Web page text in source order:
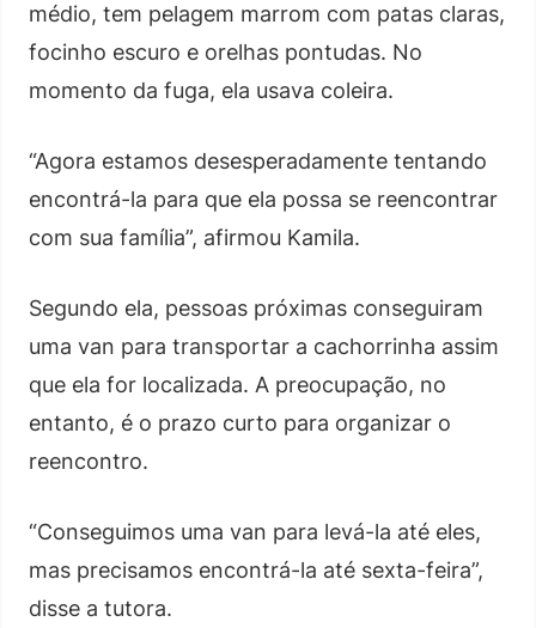
médio, tem pelagem marrom com patas claras,
focinho escuro e orelhas pontudas. No
momento da fuga, ela usava coleira.
“Agora estamos desesperadamente tentando
encontrá-la para que ela possa se reencontrar
com sua família”, afirmou Kamila.
Segundo ela, pessoas próximas conseguiram
uma van para transportar a cachorrinha assim
que ela for localizada. A preocupação, no
entanto, é o prazo curto para organizar o
reencontro.
“Conseguimos uma van para levá-la até eles,
mas precisamos encontrá-la até sexta-feira”,
disse a tutora.